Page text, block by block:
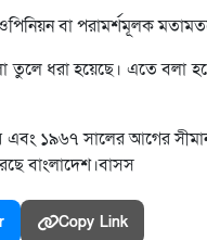
বা পরামর্শমূলক মতামতকে
ধরা হয়েছে। এতে বলা
এবং ১৯৬৭ সালের আগের
বাংলাদেশ।বাসস
Copy Link